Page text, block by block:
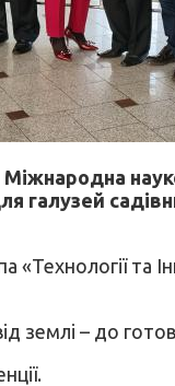
галузей
«Технології та
землі – до